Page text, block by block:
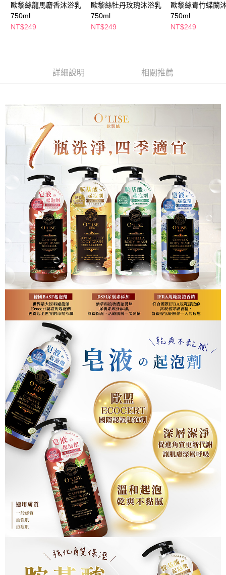
https://aftee.tw/terms/#terms3
３．未成年的使用者請事先徵得法定代理人或監護人之同意方可使用
「AFTEE先享後付」，若未經同意申辦者引起之損失，本公司不負相關責
５．嚴禁一人註冊多個帳號或使用他人資訊註冊。若發現惡意使用之情形，
每筆NT$65，滿NT$490(含以上)免運費
宅配(本島)
每筆NT$80，滿NT$290(含以上)免運費
歐黎絲龍馬麝香沐浴乳
750ml
NT$249
歐黎絲牡丹玫瑰沐浴乳
750ml
NT$249
歐黎絲青竹蝶蘭
750ml
NT$249
詳細說明 相關推薦